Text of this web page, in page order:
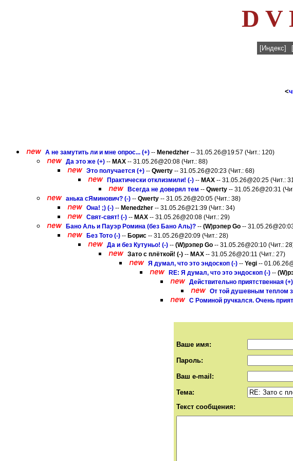
D V
[Индекс]
<
А не замутить ли и мне опрос... (+) -- Menedzher -- 31.05.26@19:57 (Чит.: 120)
Да это же (+) -- MAX -- 31.05.26@20:08 (Чит.: 88)
Это получается (+) -- Qwerty -- 31.05.26@20:23 (Чит.: 68)
Практически отклизмили! (-) -- MAX -- 31.05.26@20:25 (Чит.:
Всегда не доверял тем -- Qwerty -- 31.05.26@20:31
анька сЯминович? (-) -- Qwerty -- 31.05.26@20:05 (Чит.: 38)
Она! ;) (-) -- Menedzher -- 31.05.26@21:39 (Чит.: 34)
Свят-свят! (-) -- MAX -- 31.05.26@20:08 (Чит.: 29)
Бано Аль и Пауэр Ромина (без Бано Аль)? -- (W)рэпер Gо --
Без Тото (-) -- Борис -- 31.05.26@20:09 (Чит.: 28)
Да и без Кутуньо! (-) -- (W)рэпер Gо -- 31.05.26@20:10 (Чит.:
Зато с плёткой! (-) -- MAX -- 31.05.26@20:11 (Чит.: 27)
Я думал, что это эндоскоп (-) -- Yegi --
RE: Я думал, что это эндоскоп (-) --
Действительно приятственная (+)
От той душевным теплом
С Роминой ручкался. Очень
Ваше имя:
Пароль:
Ваш e-mail:
Тема:
Текст сообщения: